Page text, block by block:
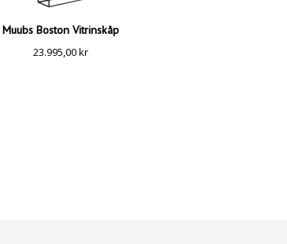
Muubs Boston Vitrinskåp
23.995,00kr